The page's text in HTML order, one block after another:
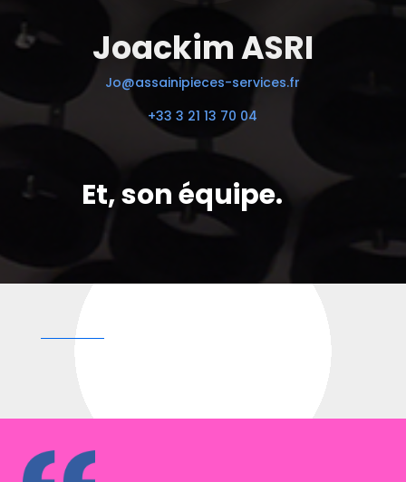
Joackim ASRI
Jo@assainipieces-services.fr
+33 3 21 13 70 04
Et, son équipe.